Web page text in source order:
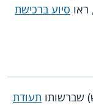
ראו סיוע ברכישת
שברשותו תעודת